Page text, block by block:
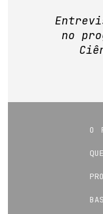
Post
no
o